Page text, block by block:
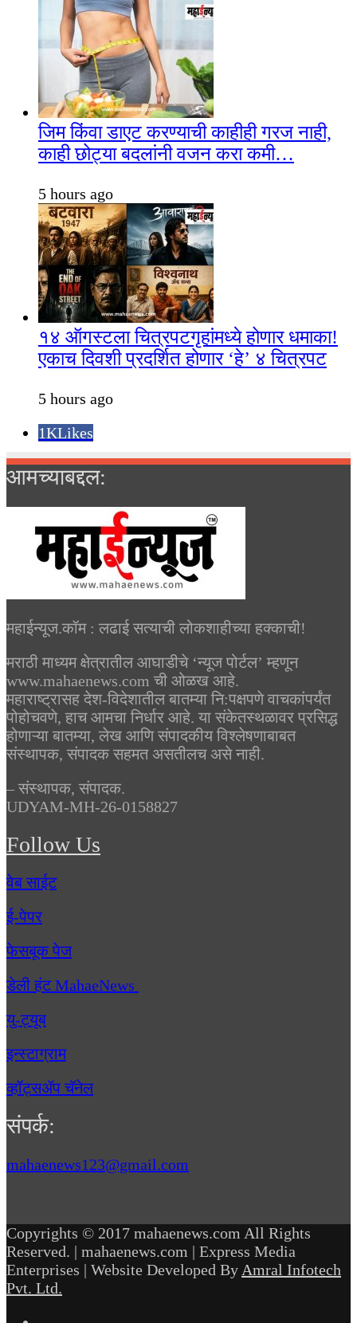
जिम किंवा डाएट करण्याची काहीही गरज नाही,
काही छोट्या बदलांनी वजन करा कमी…
5 hours ago
१४ ऑगस्टला चित्रपटगृहांमध्ये होणार धमाका!
एकाच दिवशी प्रदर्शित होणार ‘हे’ ४ चित्रपट
5 hours ago
1KLikes
आमच्याबद्दल:
महाईन्यूज.कॉम : लढाई सत्याची लोकशाहीच्या हक्काची!
मराठी माध्यम क्षेत्रातील आघाडीचे ‘न्यूज पोर्टल’ म्हणून
www.mahaenews.com ची ओळख आहे.
महाराष्ट्रासह देश-विदेशातील बातम्या नि:पक्षपणे वाचकांपर्यंत
पोहोचवणे, हाच आमचा निर्धार आहे. या संकेतस्थळावर प्रसिद्ध
होणाऱ्या बातम्या, लेख आणि संपादकीय विश्लेषणाबाबत
संस्थापक, संपादक सहमत असतीलच असे नाही.
– संस्थापक, संपादक.
UDYAM-MH-26-0158827
Follow Us
वेब साईट
ई-पेपर
फेसबूक पेज
डेली हंट MahaeNews
यु-ट्यूब
इन्स्टाग्राम
व्हॉट्सॲप चॅनेल
संपर्क:
mahaenews123@gmail.com
Copyrights © 2017 mahaenews.com All Rights
Reserved. | mahaenews.com | Express Media
Enterprises | Website Developed By Amral Infotech
Pvt. Ltd.